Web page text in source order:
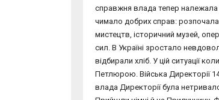
справжня влада тепер належала
чимало добрих справ:
мистецтв, історичний музей,
сил. В Україні зростало
відбирали хліб. У цій ситуації
Петлюрою. Війська Директорії
влада Директорії була